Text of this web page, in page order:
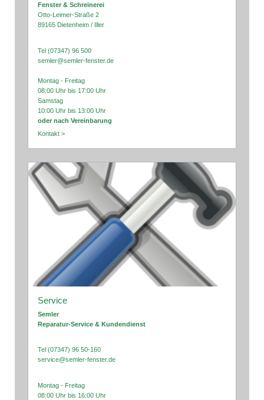
Fenster & Schreinerei
Otto-Leimer-Straße 2
89165 Dietenheim / Iller
Tel (07347) 96 500
semler@semler-fenster.de
Montag - Freitag
08:00 Uhr bis 17:00 Uhr
Samstag
10:00 Uhr bis 13:00 Uhr
oder nach Vereinbarung
Kontakt >
Service
Semler
Reparatur-Service & Kundendienst
Tel (07347) 96 50-160
service@semler-fenster.de
Montag - Freitag
08:00 Uhr bis 16:00 Uhr